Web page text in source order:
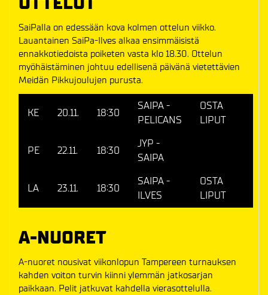
SaiPalla on edessään kova kolmen ottelun viikko.
Lauantainen SaiPa-Ilves alkaa ensimmäisistä
ennakkotiedoista poiketen vasta klo 18.30. Ottelun
myöhäistäminen johtuu edellisenä päivänä vietettävien
Meidän Pikkujoulujen purusta.
KE 20.11. 18:30
SAIPA -
PELICANS
OSTA
LIPUT
PE 22.11. 18:30
JYP -
SAIPA
LA 23.11. 18:30
SAIPA -
ILVES
OSTA
LIPUT
A-NUORET
A-nuoret nousivat viikonlopun Tampereen turnauksen
kahden voiton turvin kiinni ylemmän jatkosarjan
paikkaan. Pelit jatkuvat kahdella vierasottelulla.